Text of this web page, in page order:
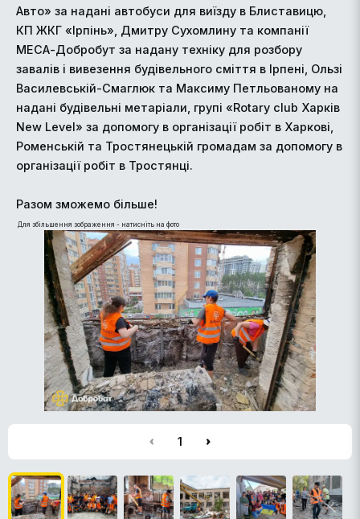
Авто» за надані автобуси для виїзду в Блиставицю,
КП ЖКГ «Ірпінь», Дмитру Сухомлину та компанії
МЕСА-Добробут за надану техніку для розбору
завалів і вивезення будівельного сміття в Ірпені, Ользі
Василевській-Смаглюк та Максиму Петльованому на
надані будівельні метаріали, групі «Rotary club Харків
New Level» за допомогу в організації робіт в Харкові,
Роменській та Тростянецькій громадам за допомогу в
організації робіт в Тростянці.
Разом зможемо більше!
Для збільшення зображення - натисніть на фото
1